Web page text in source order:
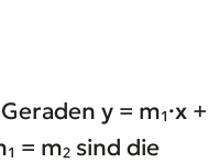
y = m₁·x +
= m₂ sind die